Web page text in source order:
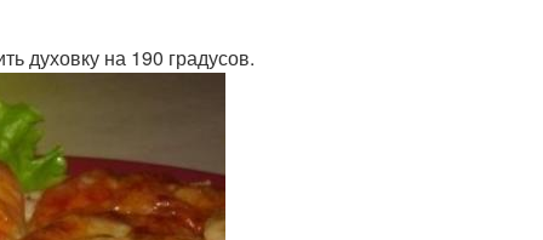
духовку на 190 градусов.